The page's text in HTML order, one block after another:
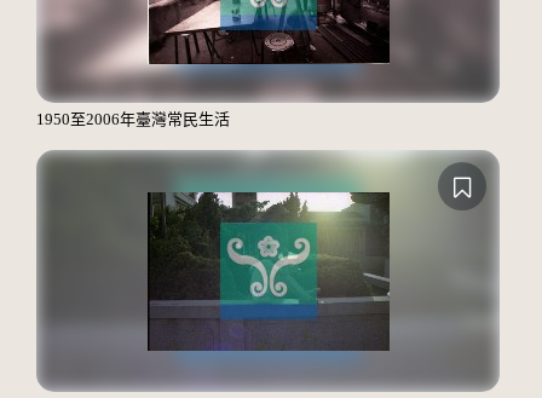
1950至2006年臺灣常民生活